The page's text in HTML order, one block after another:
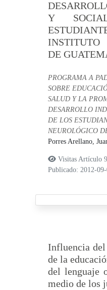
Y
INSTITUTO
DE
PROGRAMA A
SOBRE
SALUD Y LA
DESARROLLO
DE LOS
NEUROLÓGICO
Porres Arellano,
Visitas Artículo
Publicado: 2012-
Influencia
de la
del lenguaje
medio de los